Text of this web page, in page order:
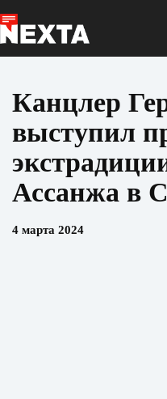
к
сути
Канцлер
выступил
Ассанжа в
4 марта 2024